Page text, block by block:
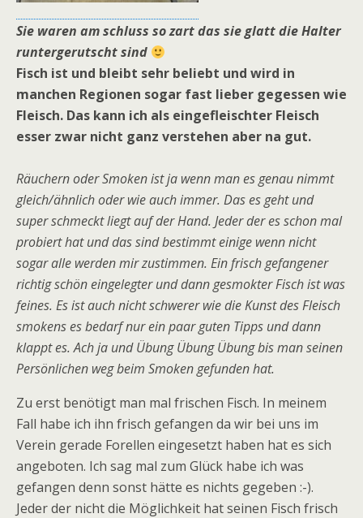
Sie waren am schluss so zart das sie glatt die Halter
runtergerutscht sind
Fisch ist und bleibt sehr beliebt und wird in
manchen Regionen sogar fast lieber gegessen wie
Fleisch. Das kann ich als eingefleischter Fleisch
esser zwar nicht ganz verstehen aber na gut.
Räuchern oder Smoken ist ja wenn man es genau nimmt
gleich/ähnlich oder wie auch immer. Das es geht und
super schmeckt liegt auf der Hand. Jeder der es schon mal
probiert hat und das sind bestimmt einige wenn nicht
sogar alle werden mir zustimmen. Ein frisch gefangener
richtig schön eingelegter und dann gesmokter Fisch ist was
feines. Es ist auch nicht schwerer wie die Kunst des Fleisch
smokens es bedarf nur ein paar guten Tipps und dann
klappt es. Ach ja und Übung Übung Übung bis man seinen
Persönlichen weg beim Smoken gefunden hat.
Zu erst benötigt man mal frischen Fisch. In meinem
Fall habe ich ihn frisch gefangen da wir bei uns im
Verein gerade Forellen eingesetzt haben hat es sich
angeboten. Ich sag mal zum Glück habe ich was
gefangen denn sonst hätte es nichts gegeben :-).
Jeder der nicht die Möglichkeit hat seinen Fisch frisch